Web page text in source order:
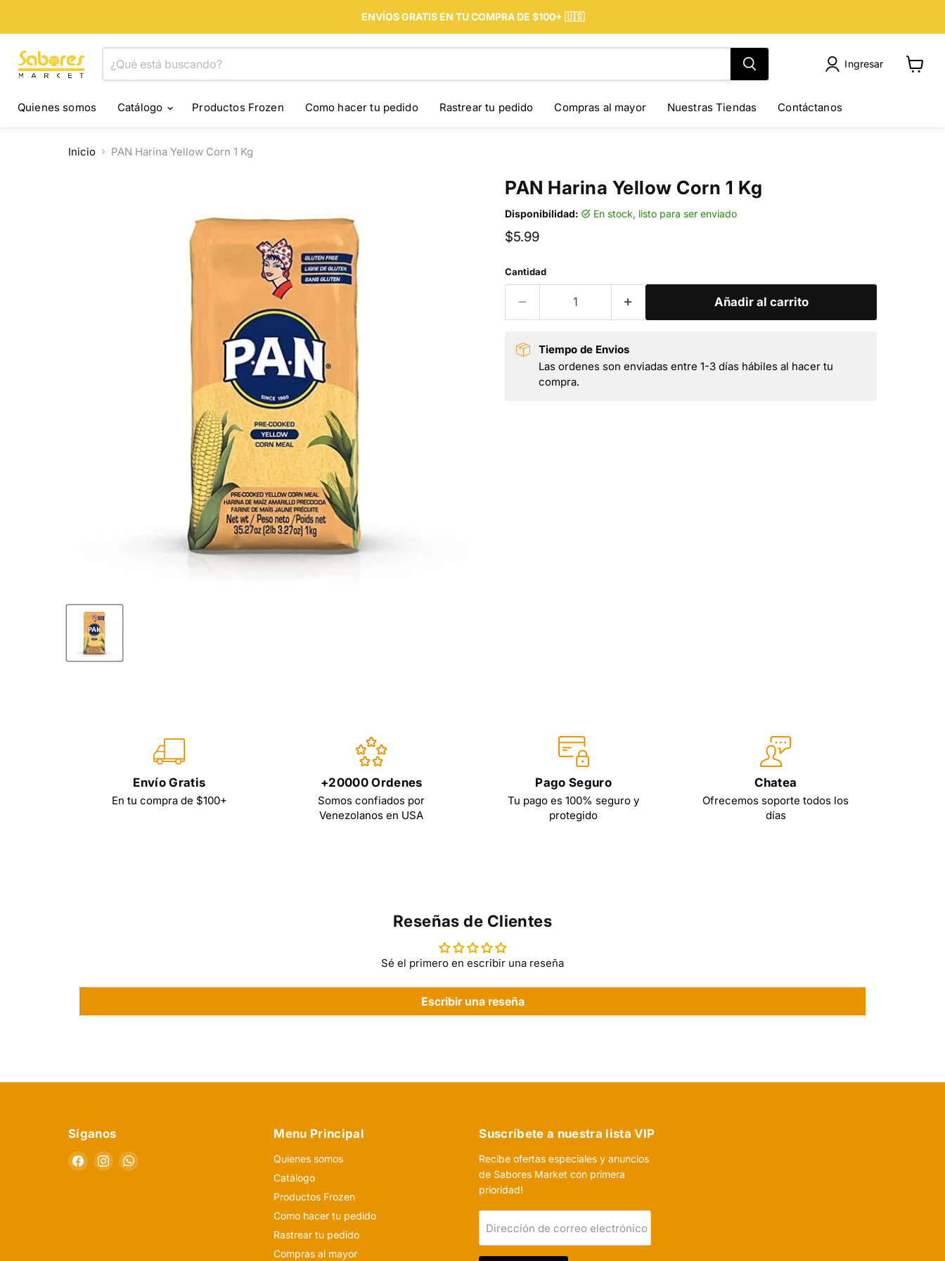
ENVÍOS GRATIS EN TU COMPRA DE $100+ 🇺🇸
Ingresar
Quienes somos
Catálogo Productos Frozen Como hacer tu pedido Rastrear tu pedido Compras al mayor Nuestras Tiendas Contáctanos
Inicio PAN Harina Yellow Corn 1 Kg
PAN Harina Yellow Corn 1 Kg
Disponibilidad: en stock, listo para ser enviado
Precio actual
$5.99
Cantidad
Añadir al carrito
Tiempo de Envios
Las ordenes son enviadas entre 1-3 días hábiles al hacer tu
compra.
Envío Gratis
En tu compra de $100+
+20000 Ordenes
Somos confiados por
Venezolanos en USA
Pago Seguro
Tu pago es 100% seguro y
protegido
Chatea
Ofrecemos soporte todos los
días
Reseñas de Clientes
Sé el primero en escribir una reseña
Escribir una reseña
Síganos
Encuéntrenos
en
Encuéntrenos
en
Encuéntrenos
Menu Principal
Quienes somos
Catálogo
Productos Frozen
Como hacer tu pedido
Rastrear tu pedido
Compras al mayor
Suscríbete a nuestra lista VIP
Recibe ofertas especiales y anuncios
de Sabores Market con primera
prioridad!
Dirección de correo electrónico